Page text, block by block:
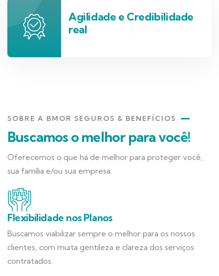
Agilidade e Credibilidade
real
SOBRE A BMOR SEGUROS & BENEFÍCIOS
Buscamos o melhor para você!
Oferecemos o que há de melhor para proteger você,
sua família e/ou sua empresa.
Flexibilidade nos Planos
Buscamos viabilizar sempre o melhor para os nossos
clientes, com muita gentileza e clareza dos serviços
contratados.